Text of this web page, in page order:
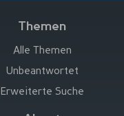
Themen
Alle Themen
Unbeantwortet
Erweiterte Suche